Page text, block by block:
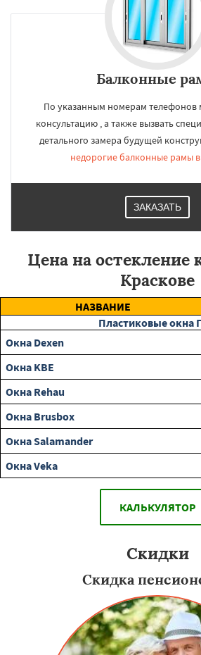
Балконные
По указанным номерам телефонов
консультацию , а также вызвать
детального замера будущей
недорогие балконные рамы
ЗАКАЗАТЬ
Цена на остекление
Краскове
НАЗВАНИЕ
Пластиковые окна
Окна Dexen
Окна KBE
Окна Rehau
Окна Brusbox
Окна Salamander
Окна Veka
КАЛЬКУЛЯТОР
Скидки
Скидка